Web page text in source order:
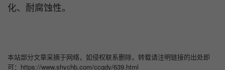
化、耐腐蚀性。
本站部分文章采摘于网络，如侵权联系删除，转载请注明链接的出处即
可：https://www.shychb.com/ccqdy/639.html